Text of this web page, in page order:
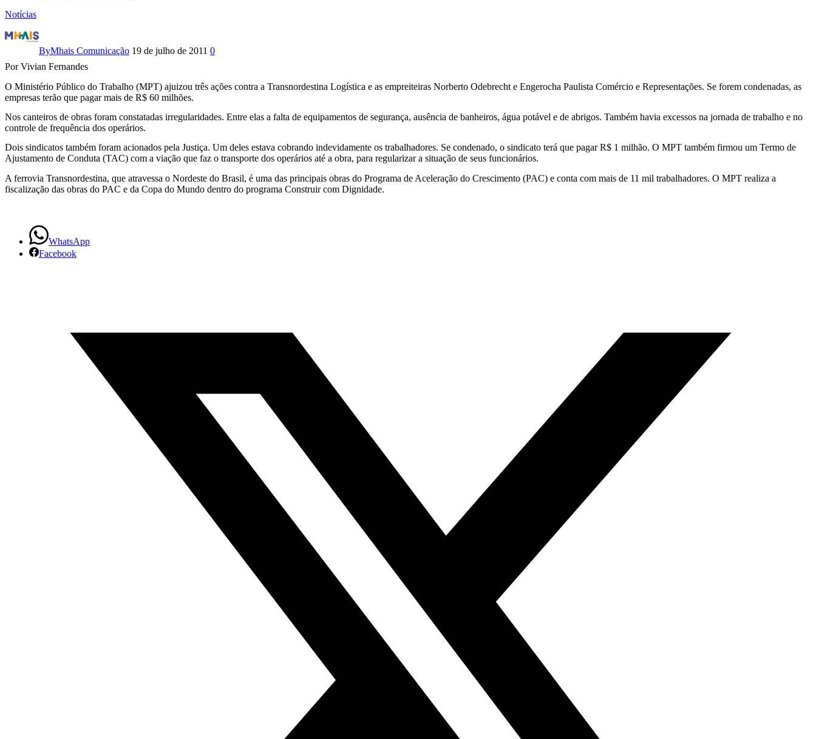
Notícias
Irregularidades
trabalhistas
geram
processos
contra
empreiteiras
ByMhais Comunicação 19 de julho de 2011 0
Por Vivian Fernandes
O Ministério Público do Trabalho (MPT) ajuizou três ações contra a Transnordestina Logística e as empreiteiras Norberto Odebrecht e Engerocha Paulista Comércio e Representações. Se forem condenadas, as
empresas terão que pagar mais de R$ 60 milhões.
Nos canteiros de obras foram constatadas irregularidades. Entre elas a falta de equipamentos de segurança, ausência de banheiros, água potável e de abrigos. Também havia excessos na jornada de trabalho e no
controle de frequência dos operários.
Dois sindicatos também foram acionados pela Justiça. Um deles estava cobrando indevidamente os trabalhadores. Se condenado, o sindicato terá que pagar R$ 1 milhão. O MPT também firmou um Termo de
Ajustamento de Conduta (TAC) com a viação que faz o transporte dos operários até a obra, para regularizar a situação de seus funcionários.
A ferrovia Transnordestina, que atravessa o Nordeste do Brasil, é uma das principais obras do Programa de Aceleração do Crescimento (PAC) e conta com mais de 11 mil trabalhadores. O MPT realiza a
fiscalização das obras do PAC e da Copa do Mundo dentro do programa Construir com Dignidade.
WhatsApp
Facebook